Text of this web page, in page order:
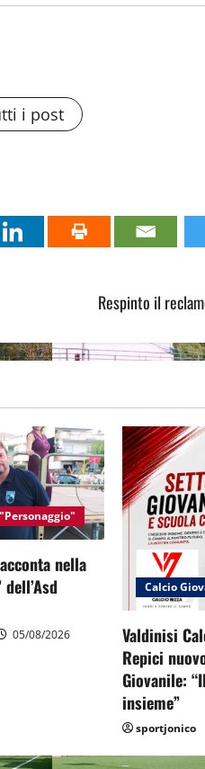
i post
Respinto il
nella
05/08/2026
Calcio
Valdinisi
Repici
Giovanile:
insieme”
sportjonico